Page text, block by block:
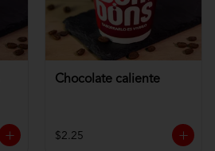
Chocolate caliente
$2.25